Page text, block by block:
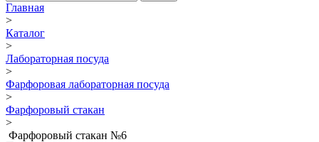
Главная
>
Каталог
>
Лабораторная посуда
>
Фарфоровая лабораторная посуда
>
Фарфоровый стакан
>
Фарфоровый стакан №6